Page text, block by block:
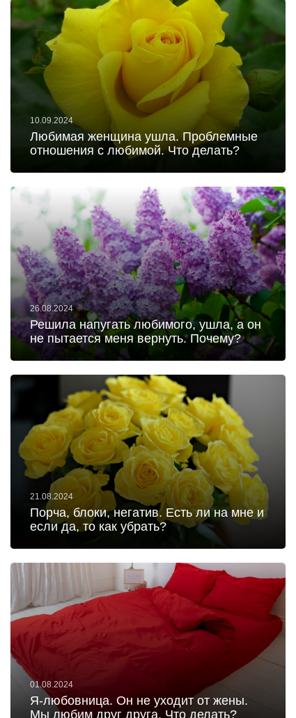
10.09.2024
Любимая женщина ушла. Проблемные
отношения с любимой. Что делать?
26.08.2024
Решила напугать любимого, ушла, а он
не пытается меня вернуть. Почему?
21.08.2024
Порча, блоки, негатив. Есть ли на мне и
если да, то как убрать?
01.08.2024
Я-любовница. Он не уходит от жены.
Мы любим друг друга. Что делать?